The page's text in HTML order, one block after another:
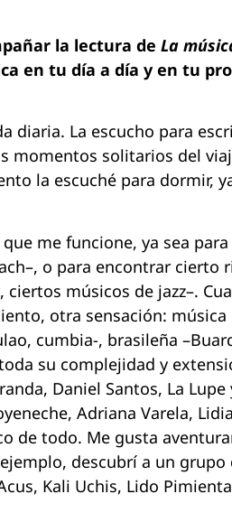
la lectura de La
en tu día a día y en tu
diaria. La escucho para
momentos solitarios del
la escuché para dormir,
me funcione, ya sea
o para encontrar cierto
músicos de jazz–.
otra sensación: música
cumbia-, brasileña
su complejidad y
Daniel Santos, La Lupe
Adriana Varela,
de todo. Me gusta
descubrí a un grupo
Kali Uchis, Lido